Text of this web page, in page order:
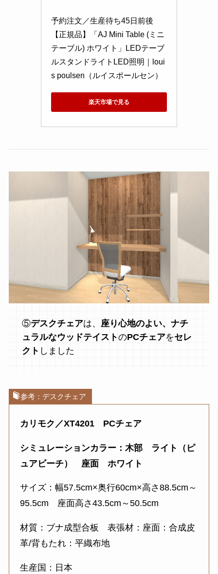
予約注文／生産待ち45日前後
【正規品】「AJ Mini Table (ミニ
テーブル) ホワイト」LEDテーブ
ルスタンドライトLED照明｜loui
s poulsen（ルイスポールセン）
楽天市場で見る
⑤デスクチェアは、
座り心地のよい、ナチ
ュラルなウッドテイストのPCチェアをセレ
クト しました
参考：デスクチェア
カリモク／XT4201 PCチェア
シミュレーションカラー：木部 ライト（ピ
ュアビーチ） 座面 ホワイト
サイズ：幅57.5cm×奥行60cm×高さ88.5cm～
95.5cm 座面高さ43.5cm～50.5cm
材質：ブナ成型合板 表張材：座面：合成皮
革/背もたれ：平織布地
生産国：日本